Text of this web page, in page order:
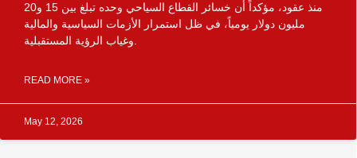
منذ عقود، مؤكداً أن خسائر القطاع السياحي وحده تبلغ بين 15 و20
مليون دولار يومياً، في ظل استمرار الأزمات السياسية والمالية
READ MORE »
May 12, 2026